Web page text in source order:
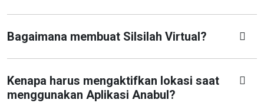
Bagaimana membuat Silsilah Virtual?
Kenapa harus mengaktifkan lokasi saat
menggunakan Aplikasi Anabul?